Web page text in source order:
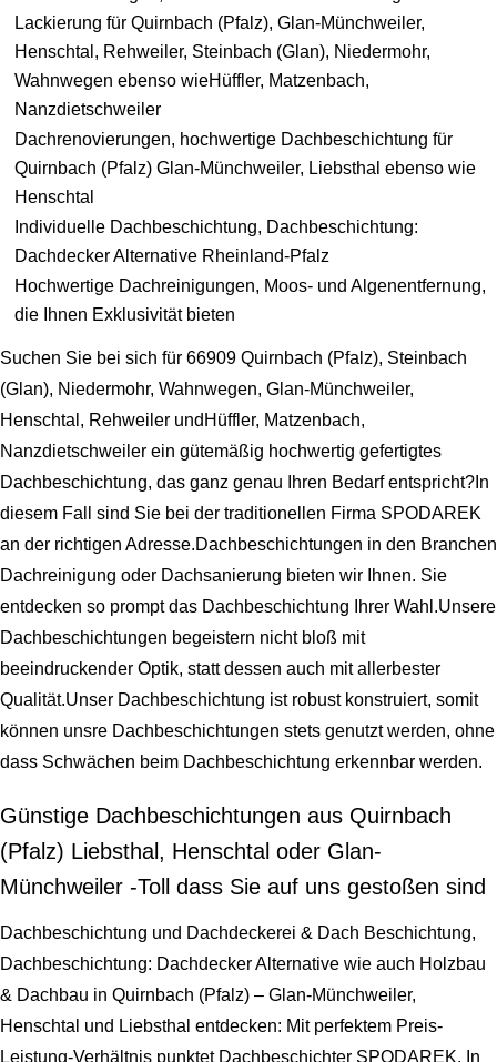
Lackierung für Quirnbach (Pfalz), Glan-Münchweiler,
Henschtal, Rehweiler, Steinbach (Glan), Niedermohr,
Wahnwegen ebenso wieHüffler, Matzenbach,
Nanzdietschweiler
Dachrenovierungen, hochwertige Dachbeschichtung für
Quirnbach (Pfalz) Glan-Münchweiler, Liebsthal ebenso wie
Henschtal
Individuelle Dachbeschichtung, Dachbeschichtung:
Dachdecker Alternative Rheinland-Pfalz
Hochwertige Dachreinigungen, Moos- und Algenentfernung,
die Ihnen Exklusivität bieten
Suchen Sie bei sich für 66909 Quirnbach (Pfalz), Steinbach
(Glan), Niedermohr, Wahnwegen, Glan-Münchweiler,
Henschtal, Rehweiler undHüffler, Matzenbach,
Nanzdietschweiler ein gütemäßig hochwertig gefertigtes
Dachbeschichtung, das ganz genau Ihren Bedarf entspricht?In
diesem Fall sind Sie bei der traditionellen Firma SPODAREK
an der richtigen Adresse.Dachbeschichtungen in den Branchen
Dachreinigung oder Dachsanierung bieten wir Ihnen. Sie
entdecken so prompt das Dachbeschichtung Ihrer Wahl.Unsere
Dachbeschichtungen begeistern nicht bloß mit
beeindruckender Optik, statt dessen auch mit allerbester
Qualität.Unser Dachbeschichtung ist robust konstruiert, somit
können unsre Dachbeschichtungen stets genutzt werden, ohne
dass Schwächen beim Dachbeschichtung erkennbar werden.
Günstige Dachbeschichtungen aus Quirnbach
(Pfalz) Liebsthal, Henschtal oder Glan-
Münchweiler -Toll dass Sie auf uns gestoßen sind
Dachbeschichtung und Dachdeckerei & Dach Beschichtung,
Dachbeschichtung: Dachdecker Alternative wie auch Holzbau
& Dachbau in Quirnbach (Pfalz) – Glan-Münchweiler,
Henschtal und Liebsthal entdecken: Mit perfektem Preis-
Leistung-Verhältnis punktet Dachbeschichter SPODAREK. In